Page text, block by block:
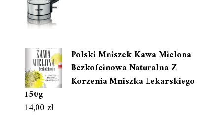
Polski Mniszek Kawa Mielona
Bezkofeinowa Naturalna Z
Korzenia Mniszka Lekarskiego
150g
14,00zł